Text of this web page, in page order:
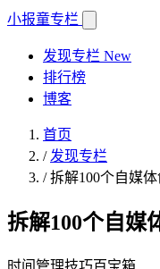
小报童专栏
发现专栏 New
排行榜
博客
首页
/ 发现专栏
/拆解100个自媒
拆解100个自媒
时间管理技巧百宝箱